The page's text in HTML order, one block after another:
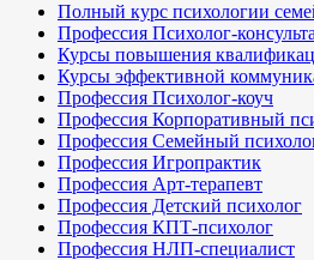
Полный курс психологии
Профессия Психолог-
Курсы повышения
Курсы эффективной
Профессия Психолог-коуч
Профессия Корпоративный
Профессия Семейный
Профессия Игропрактик
Профессия Арт-терапевт
Профессия Детский психолог
Профессия КПТ-психолог
Профессия НЛП-специалист